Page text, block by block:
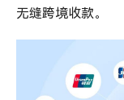
无缝跨境收款。